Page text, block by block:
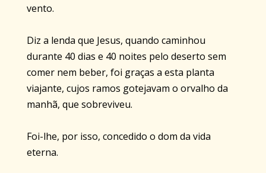
vento.
Diz a lenda que Jesus, quando caminhou
durante 40 dias e 40 noites pelo deserto sem
comer nem beber, foi graças a esta planta
viajante, cujos ramos gotejavam o orvalho da
manhã, que sobreviveu.
Foi-lhe, por isso, concedido o dom da vida
eterna.